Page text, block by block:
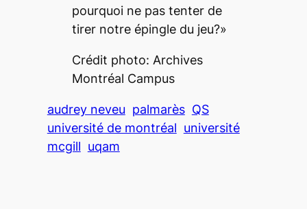
pourquoi ne pas tenter de
tirer notre épingle du jeu?»
Crédit photo: Archives
Montréal Campus
audrey neveu palmarès QS
université de montréal université
mcgill uqam